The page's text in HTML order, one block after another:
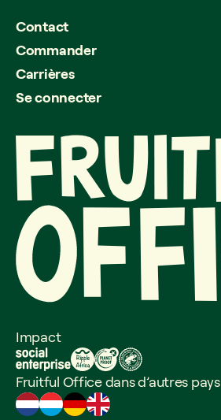
Contact
Commander
Carrières
Se connecter
Impact
Fruitful Office dans d’autres pays